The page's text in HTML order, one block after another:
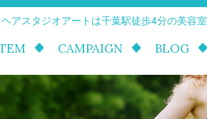
アスタジオアートは千葉駅徒歩4分の美容室
CAMPAIGN BLOG